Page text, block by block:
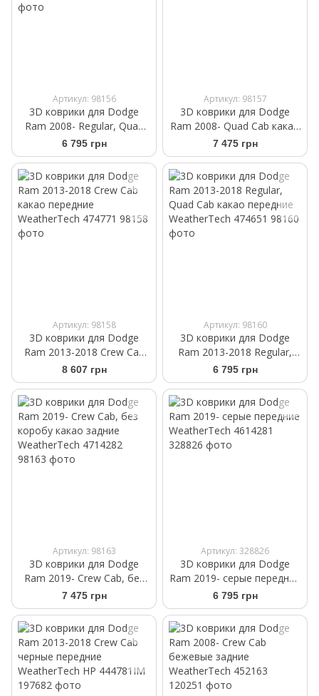
Артикул: 98156
3D коврики для Dodge
Ram 2008- Regular, Quad
Cab бежевые передние
WeatherTech 452381
6 795 грн
Артикул: 98157
3D коврики для Dodge
Ram 2008- Quad Cab какао
задние WeatherTech
472162
7 475 грн
Артикул: 98158
3D коврики для Dodge
Ram 2013-2018 Crew Cab
какао передние
WeatherTech 474771
8 607 грн
Артикул: 98160
3D коврики для Dodge
Ram 2013-2018 Regular,
Quad Cab какао передние
WeatherTech 474651
6 795 грн
Артикул: 98163
3D коврики для Dodge
Ram 2019- Crew Cab, без
коробу какао задние
WeatherTech 4714282
7 475 грн
Артикул: 328826
3D коврики для Dodge
Ram 2019- серые передние
WeatherTech 4614281
6 795 грн